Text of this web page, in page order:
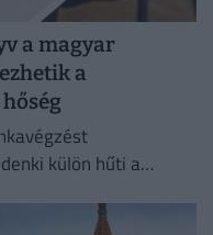
a magyar
a
külön hűti a
működik.